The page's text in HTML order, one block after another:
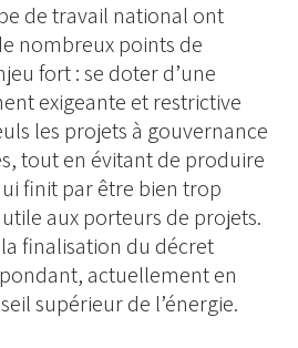
de travail national ont
nombreux points de
fort : se doter d’une
exigeante et restrictive
les projets à gouvernance
tout en évitant de produire
finit par être bien trop
aux porteurs de projets.
la finalisation du décret
actuellement en
supérieur de l’énergie.